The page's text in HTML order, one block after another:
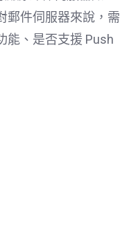
郵件伺服器來說，需
能、是否支援 Push